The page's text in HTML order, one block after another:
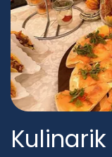
Kulinarik